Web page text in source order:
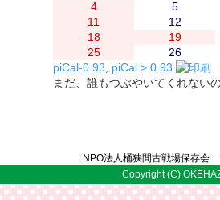
4
5
11
12
18
19
25
26
piCal-0.93, piCal > 0.93
まだ、誰もつぶやいてくれな
NPO法人桶狭間古戦場保存
Copyright (C)